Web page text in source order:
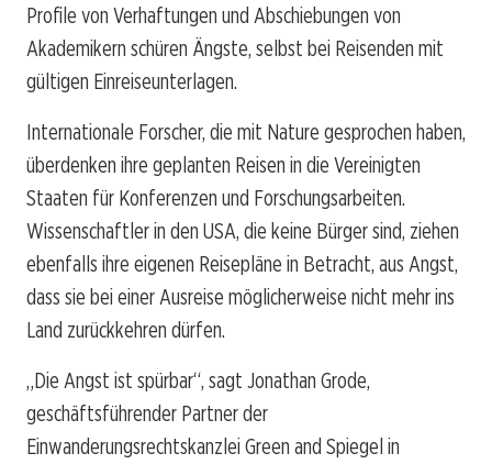
Profile von Verhaftungen und Abschiebungen von
Akademikern schüren Ängste, selbst bei Reisenden mit
gültigen Einreiseunterlagen.
Internationale Forscher, die mit Nature gesprochen haben,
überdenken ihre geplanten Reisen in die Vereinigten
Staaten für Konferenzen und Forschungsarbeiten.
Wissenschaftler in den USA, die keine Bürger sind, ziehen
ebenfalls ihre eigenen Reisepläne in Betracht, aus Angst,
dass sie bei einer Ausreise möglicherweise nicht mehr ins
Land zurückkehren dürfen.
„Die Angst ist spürbar“, sagt Jonathan Grode,
geschäftsführender Partner der
Einwanderungsrechtskanzlei Green and Spiegel in